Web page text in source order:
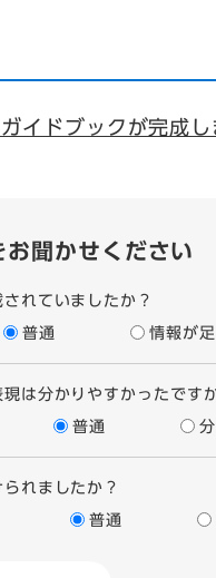
イドブックが完成し
聞かせください
れていましたか？
普通 情報が
は分かりやすかったです
普通
れましたか？
普通